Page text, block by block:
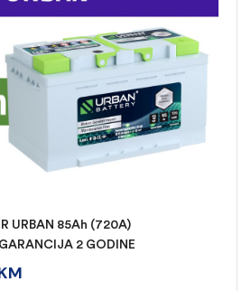
URBAN 85Ah (720A)
2 GODINE